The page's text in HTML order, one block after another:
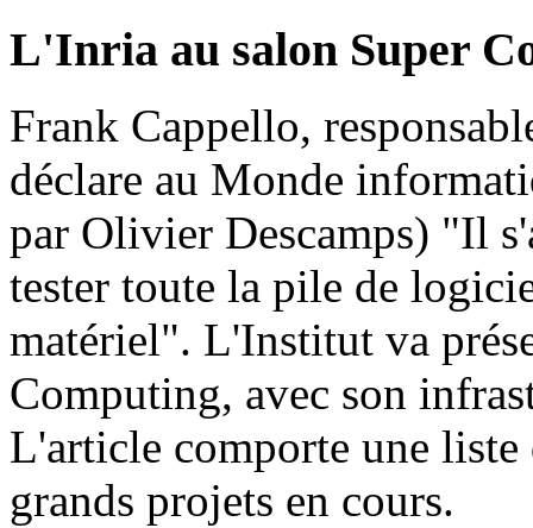
L'Inria au salon Super
Frank Cappello,
déclare au Monde
par Olivier Descamps) "Il
tester toute la pile de
matériel". L'Institut va
Computing, avec son
L'article comporte une liste
grands projets en cours.